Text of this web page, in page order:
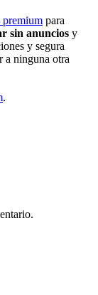
premium para
sin anuncios y
y segura
a ninguna otra
.